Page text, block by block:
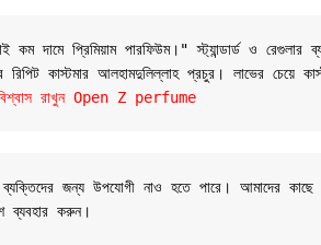
কম দামে প্রিমিয়াম পারফিউম।" স্ট্যান্ডার্ড ও
কাস্টমার আলহামদুলিল্লাহ প্রচুর। লাভের চেয়ে
বিশ্বাস রাখুন Open Z perfume
ব্যক্তিদের জন্য উপযোগী নাও হতে পারে।
ব্যবহার করুন।